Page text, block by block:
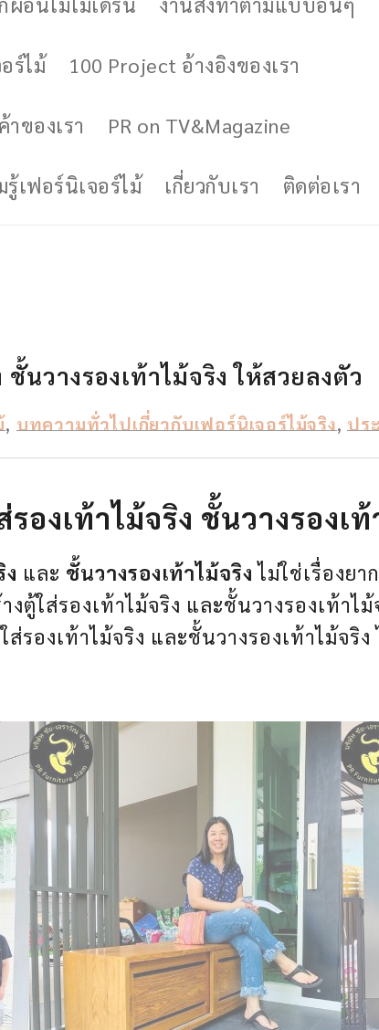
ร์ไม้ 100 Project อ้างอิงของเรา
าของเรา PR on TV&Magazine
เฟอร์นิเจอร์ไม้ เกี่ยวกับเรา ติดต่อเรา
นวางรองเท้าไม้จริง ให้สวยลงตัว
, บทความทั่วไปเกี่ยวกับเฟอร์นิเจอร์ไม้จริง, ปร
องเท้าไม้จริง ชั้นวางรองเ
และ ชั้นวางรองเท้าไม้จริง ไม่ใช่เรื่องย
ตู้ใส่รองเท้าไม้จริง และชั้นวางรองเท้า
รองเท้าไม้จริง และชั้นวางรองเท้าไม้จ